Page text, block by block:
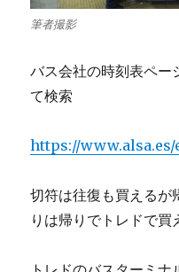
筆者撮影
バス会社の時刻表ペー
て検索
https://
切符は往復も買えるが
りは帰りでトレドで買